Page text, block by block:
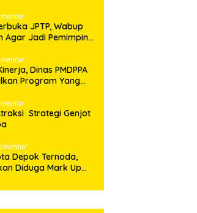
JPTP, Wabup
Agar Jadi Pemimpin
Dinas PMDPPA
Program Yang
Strategi Genjot
Depok Ternoda,
Diduga Mark Up
Lebih, PHMI Akan